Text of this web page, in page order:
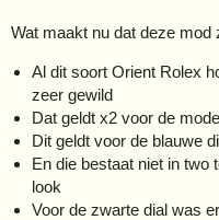
Wat maakt nu dat deze mod
Al dit soort Orient Rolex
zeer gewild
Dat geldt x2 voor de
Dit geldt voor de blauwe
En die bestaat niet in two
look
Voor de zwarte dial was